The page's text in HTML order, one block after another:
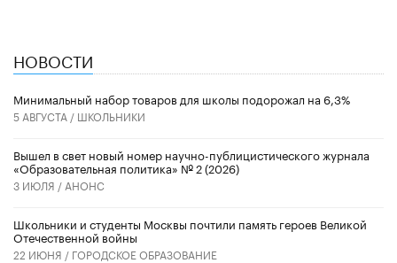
НОВОСТИ
Минимальный набор товаров для школы подорожал на 6,3%
5 АВГУСТА / ШКОЛЬНИКИ
Вышел в свет новый номер научно-публицистического журнала
«Образовательная политика» № 2 (2026)
3 ИЮЛЯ / АНОНС
Школьники и студенты Москвы почтили память героев Великой
Отечественной войны
22 ИЮНЯ / ГОРОДСКОЕ ОБРАЗОВАНИЕ